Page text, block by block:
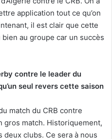
application tout ce qu’on
il est clair que cette
au groupe car un succès
contre le leader du
seul revers cette saison
match du CRB contre
gros match. Historiquement,
deux clubs. Ce sera à nous